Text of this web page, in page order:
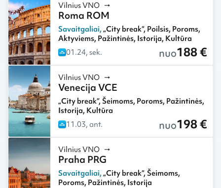
Vilnius VNO
Roma ROM
Savaitgaliai, „City break“, Poilsis, Poroms,
Aktyviems, Pažintinės, Istorija, Kultūra
01.24, sek.
nuo188 €
Vilnius VNO
Venecija VCE
„City break“, Šeimoms, Poroms, Pažintinės,
Istorija, Kultūra
11.03, ant.
nuo198 €
Vilnius VNO
Praha PRG
Savaitgaliai, „City break“, Šeimoms,
Poroms, Pažintinės, Istorija